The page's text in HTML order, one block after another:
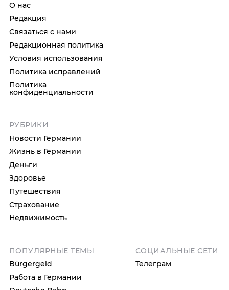
О нас
Редакция
Связаться с нами
Редакционная политика
Условия использования
Политика исправлений
Политика
конфиденциальности
РУБРИКИ
Новости Германии
Жизнь в Германии
Деньги
Здоровье
Путешествия
Страхование
Недвижимость
ПОПУЛЯРНЫЕ ТЕМЫ
Bürgergeld
Работа в Германии
СОЦИАЛЬНЫЕ СЕТИ
Телеграм